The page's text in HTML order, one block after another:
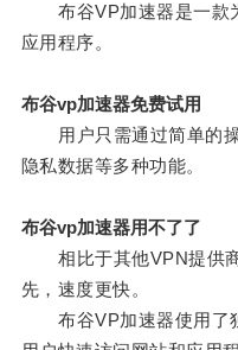
布谷VP加速器是一款
应用程序。
布谷vp加速器免费试用
用户只需通过简单的操
隐私数据等多种功能。
布谷vp加速器用不了了
相比于其他VPN提供商
先，速度更快。
布谷VP加速器使用了